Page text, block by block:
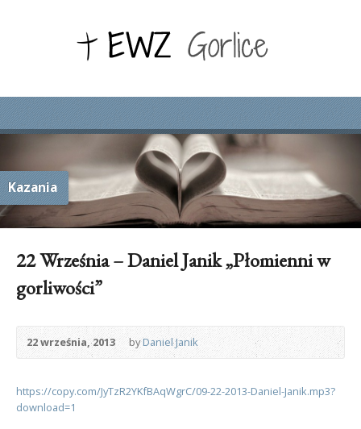
Kazania
22 Września – Daniel Janik „Płomienni w
gorliwości”
22 września, 2013 byDaniel Janik
https://copy.com/JyTzR2YKfBAqWgrC/09-22-2013-Daniel-Janik.mp3?
download=1